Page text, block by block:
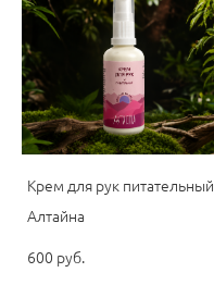
Крем для рук питательный,
Алтайна
600 pуб.